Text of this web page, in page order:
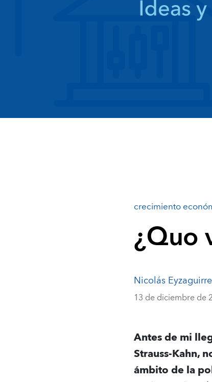
crecimiento
¿Quo
Nicolás Eyzaguirre
13 de diciembre de
Antes de mi
Strauss-Kahn,
ámbito de la